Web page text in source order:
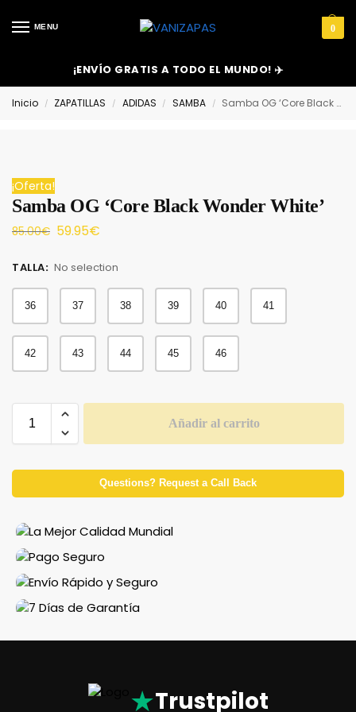
MENU 0
¡ENVÍO GRATIS A TODO EL MUNDO! ✈️
Inicio / ZAPATILLAS / ADIDAS / SAMBA / Samba OG ‘Core Black Wonder White’
¡Oferta!
Samba OG ‘Core Black Wonder White’
85.00€ 59.95€
TALLA: No selection
36 37 38 39 40 41
42 43 44 45 46
Añadir al carrito
Questions? Request a Call Back
★Trustpilot